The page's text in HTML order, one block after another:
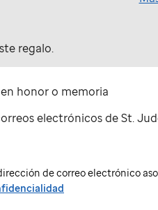
regalo.
honor o memoria
electrónicos deSt.
de correo electrónico